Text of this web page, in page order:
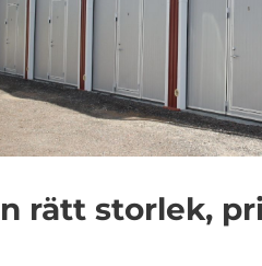
rätt storlek,